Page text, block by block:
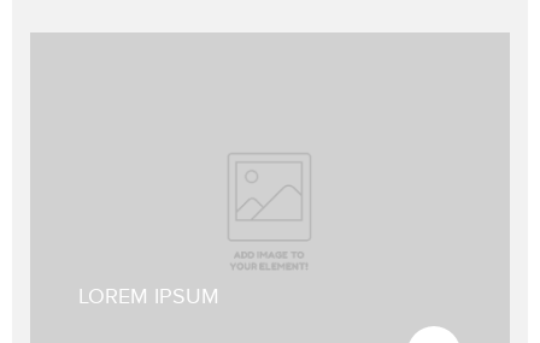
LOREM IPSUM
Lorem ipsum dolor sit amet, consetetur sadipscing elitr, sed diam
nonumy eirmod tempor invidunt ut labore et dolore magna
aliquyam erat, sed diam voluptua. At vero eos et accusam.
Lorem ipsum dolor sit amet, consetetur sadipscing elitr, sed diam